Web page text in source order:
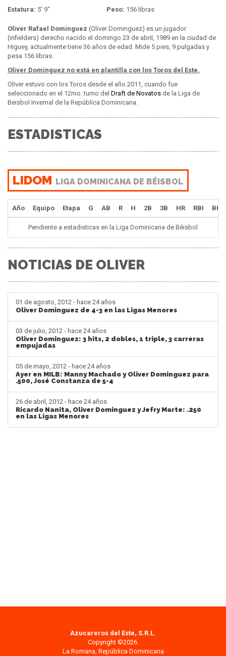
Estatura: 5' 9" Peso: 156 libras
Oliver Rafael Dominguez (Oliver Dominguez) es un jugador
(infielders) derecho nacido el domingo 23 de abril, 1989 en la ciudad de
Higuey, actualmente tiene 36 años de edad. Mide 5 pies, 9 pulgadas y
pesa 156 libras.
Oliver Dominguez no está en plantilla con los Toros del Este.
Oliver estuvo con los Toros desde el año 2011, cuando fue
seleccionado en el 12mo. turno del Draft de Novatos de la Liga de
Beisbol Invernal de la República Dominicana.
ESTADISTICAS
LIDOM LIGA DOMINICANA DE BÉISBOL
Año Equipo Etapa G AB R H 2B 3B HR RBI BB
Pendiente a estadisticas en la Liga Dominicana de Béisbol
NOTICIAS DE OLIVER
01 de agosto, 2012 - hace 24 años
Oliver Dominguez de 4-3 en las Ligas Menores
03 de julio, 2012 - hace 24 años
Oliver Dominguez: 3 hits, 2 dobles, 1 triple, 3 carreras
empujadas
05 de mayo, 2012 - hace 24 años
Ayer en MILB: Manny Machado y Oliver Dominguez para
.500, José Constanza de 5-4
26 de abril, 2012 - hace 24 años
Ricardo Nanita, Oliver Dominguez y Jefry Marte: .250
en las Ligas Menores
Azucareros del Este, S.R.L.
Copyright ©2026.
La Romana, República Dominicana